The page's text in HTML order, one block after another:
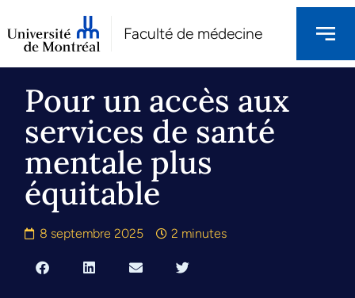
Faculté de médecine
Pour un accès aux
services de santé
mentale plus
équitable
8 septembre 2025 2 minutes